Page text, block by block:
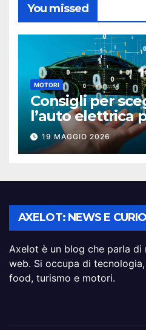
You missed
MOTORI
Consigli per
l’auto elettrica
adatta
19 MAGGIO 2026
AXELOT: NEWS E
Axelot è un blog che parla di
web. Si occupa di
food, turismo e motori.